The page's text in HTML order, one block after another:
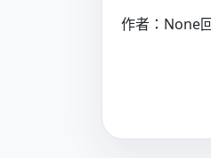
作者：None